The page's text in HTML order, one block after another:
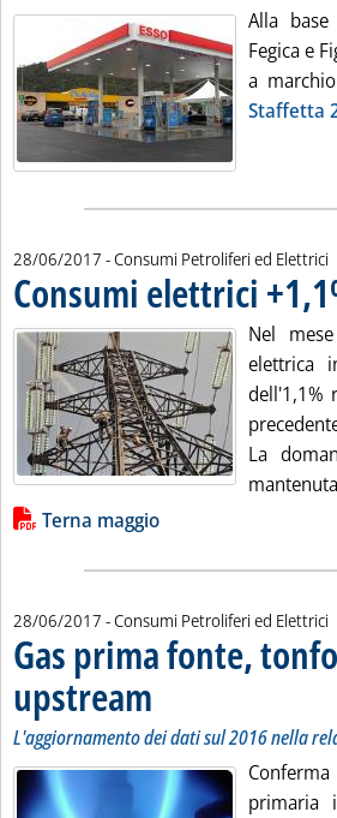
Alla
Fegica e
a
Staffetta
28/06/2017 - Consumi Petroliferi ed Elettrici
Consumi elettrici
Nel
elettrica
dell'1,1%
La
Lista allegati PDF alla notizia
Terna maggio
28/06/2017 - Consumi Petroliferi ed Elettrici
Gas prima fonte,
upstream . Sottotitolo: L'aggiornamento
. Pubblicata mercoledì 28
L'aggiornamento dei dati sul 2016 nella
primaria